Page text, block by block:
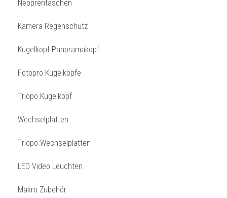
Neoprentaschen
Kamera Regenschutz
Kugelkopf Panoramakopf
Fotopro Kugelköpfe
Triopo Kugelkopf
Wechselplatten
Triopo Wechselplatten
LED Video Leuchten
Makro Zubehör